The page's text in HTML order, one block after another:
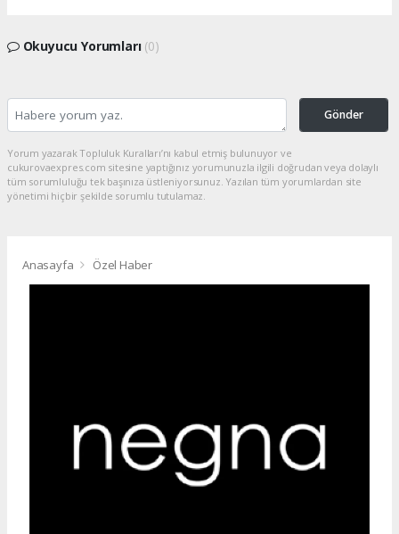
Okuyucu Yorumları (0)
Gönder
Yorum yazarak Topluluk Kuralları’nı kabul etmiş bulunuyor ve
cukurovaexpres.com sitesine yaptığınız yorumunuzla ilgili doğrudan veya dolaylı
tüm sorumluluğu tek başınıza üstleniyorsunuz. Yazılan tüm yorumlardan site
yönetimi hiçbir şekilde sorumlu tutulamaz.
Anasayfa Özel Haber